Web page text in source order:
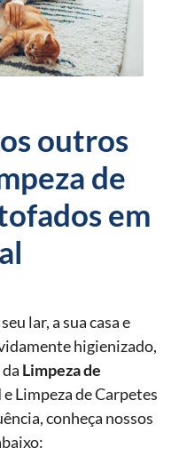
outros
de
em
lar, a sua casa e
higienizado,
Limpeza de
e Limpeza de Carpetes
conheça nossos